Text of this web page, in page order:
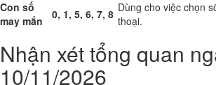
Con số
may mắn
0, 1, 5, 6, 7, 8 Dùng cho việc chọn
thoại.
Nhận xét tổng quan
10/11/2026